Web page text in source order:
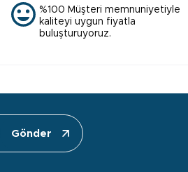
%100 Müşteri memnuniyetiyle
kaliteyi uygun fiyatla
buluşturuyoruz.
Gönder